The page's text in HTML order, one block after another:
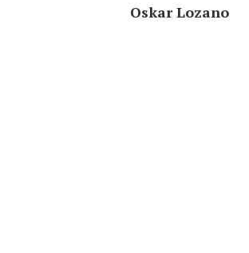
Oskar Lozano